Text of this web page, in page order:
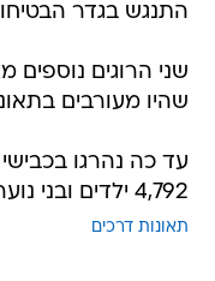
התנגש בגדר הבטיחות
שני הרוגים
שהיו מעורבים בתאונות ב-8 וב-
4,792 ילדים ובני נוער.
תאונות דרכים